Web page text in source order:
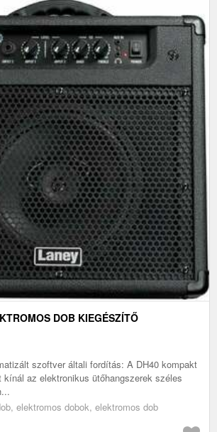
DOB KIEGÉSZÍTŐ
szoftver általi fordítás: A DH40 kompakt
kínál az elektronikus ütőhangszerek széles
elektromos dobok, elektromos dob